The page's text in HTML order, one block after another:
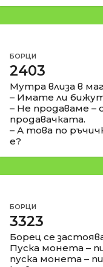
БОРЦИ
2403
Мутра влиза в
– Имате ли
– Не продаваме –
продавачката.
– А това по
е?
БОРЦИ
3323
Борец се
Пуска монета –
пуска монета –